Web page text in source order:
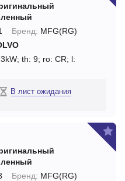
Бренд: MFG(RG)
th: 9; ro: CR; l:
В лист ожидания
Бренд: MFG(RG)